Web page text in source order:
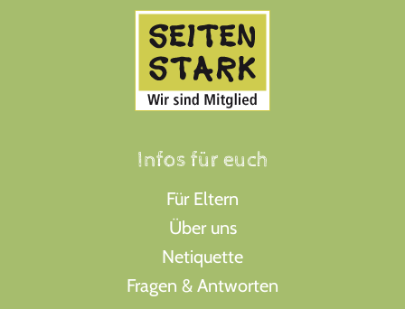
Infos für euch
Für Eltern
Über uns
Netiquette
Fragen & Antworten